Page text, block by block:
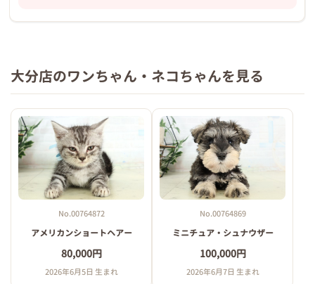
大分店のワンちゃん・ネコちゃんを見る
No.00764872
アメリカンショートヘアー
80,000円
2026年6月5日 生まれ
No.00764869
ミニチュア・シュナウザー
100,000円
2026年6月7日 生まれ